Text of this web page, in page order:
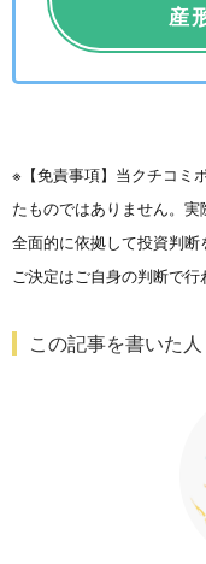
産
※【免責事項】当クチコミ
たものではありません。
全面的に依拠して投資判
ご決定はご自身の判断で行
この記事を書いた人